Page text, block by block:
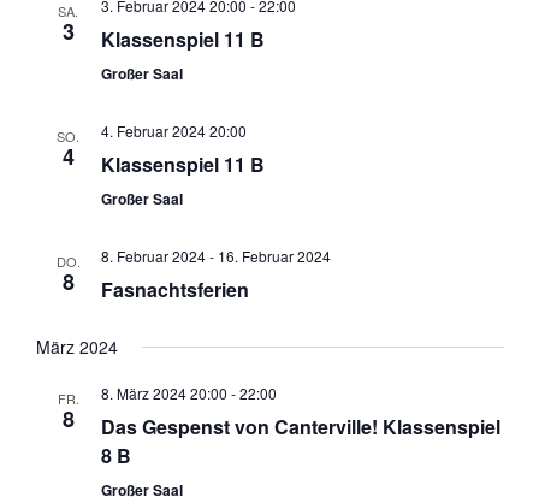
SA.
3
3. Februar 2024 20:00 -22:00
Klassenspiel 11 B
Großer Saal
SO.
4
4. Februar 2024 20:00
Klassenspiel 11 B
Großer Saal
DO.
8
8. Februar 2024- 16. Februar 2024
Fasnachtsferien
März 2024
FR.
8
8. März 2024 20:00 -22:00
Das Gespenst von Canterville! Klassenspiel
8 B
Großer Saal